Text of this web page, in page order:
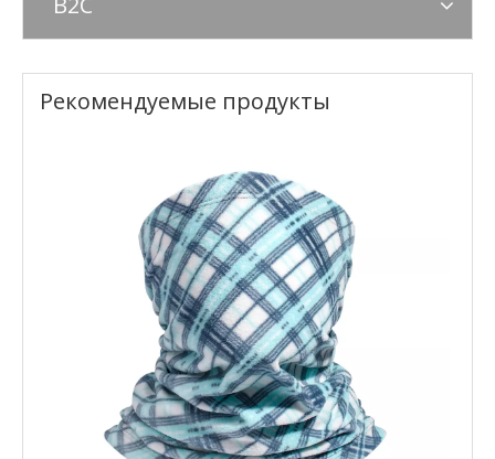
Рекомендуемые продукты